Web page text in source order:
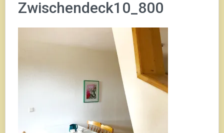
Zwischendeck10_800